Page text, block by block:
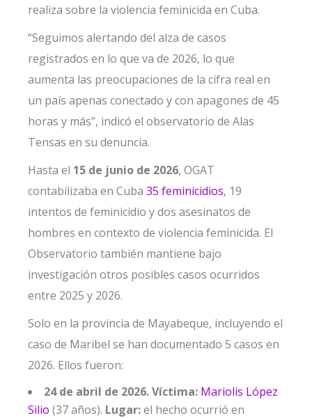
realiza sobre la violencia feminicida en Cuba.
“Seguimos alertando del alza de casos
registrados en lo que va de 2026, lo que
aumenta las preocupaciones de la cifra real en
un país apenas conectado y con apagones de 45
horas y más”, indicó el observatorio de Alas
Tensas en su denuncia.
Hasta el 15 de junio de 2026, OGAT
contabilizaba en Cuba35 feminicidios, 19
intentos de feminicidio y dos asesinatos de
hombres en contexto de violencia feminicida. El
Observatorio también mantiene bajo
investigación otros posibles casos ocurridos
entre 2025 y 2026.
Solo en la provincia de Mayabeque, incluyendo el
caso de Maribel se han documentado 5 casos en
2026. Ellos fueron:
24 de abril de 2026. Víctima: Mariolis López
Silio(37 años). Lugar:el hecho ocurrió en